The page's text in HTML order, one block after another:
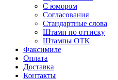
С юмором
Согласования
Стандартные слова
Штамп по оттиску
Штампы ОТК
Факсимиле
Оплата
Доставка
Контакты